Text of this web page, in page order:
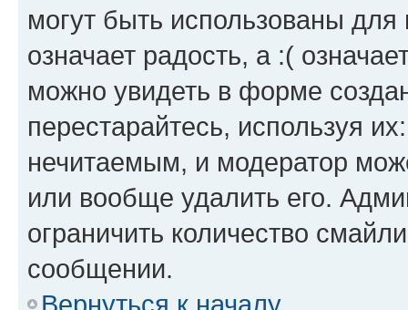
могут быть использованы
означает радость, а :(
можно увидеть в форме
перестарайтесь, используя
нечитаемым, и модератор
или вообще удалить его.
ограничить количество
сообщении.